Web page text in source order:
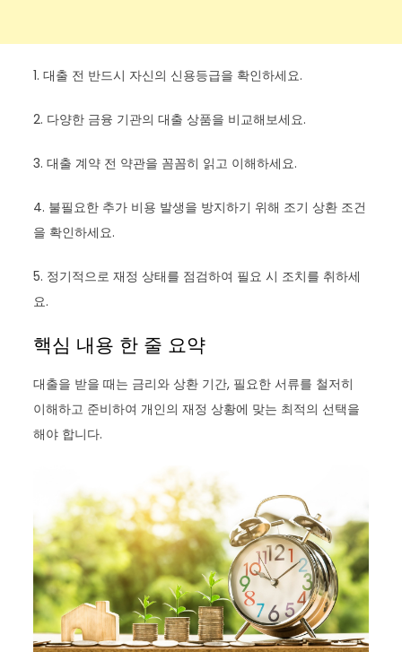
1. 대출 전 반드시 자신의 신용등급을 확인하세요.
2. 다양한 금융 기관의 대출 상품을 비교해보세요.
3. 대출 계약 전 약관을 꼼꼼히 읽고 이해하세요.
4. 불필요한 추가 비용 발생을 방지하기 위해 조기 상환 조건
을 확인하세요.
5. 정기적으로 재정 상태를 점검하여 필요 시 조치를 취하세
요.
핵심 내용 한 줄 요약
대출을 받을 때는 금리와 상환 기간, 필요한 서류를 철저히
이해하고 준비하여 개인의 재정 상황에 맞는 최적의 선택을
해야 합니다.